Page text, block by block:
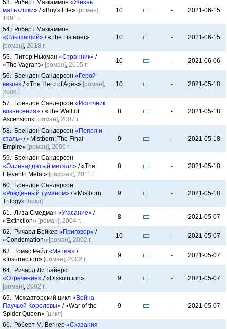
53. Роберт Маккаммон «Жизнь
мальчишки» / «Boy's Life» [роман],
1991 г.
10 - 2021-06-15
54. Роберт Маккаммон
«Слышащий» / «The Listener»
[роман], 2018 г.
10 - 2021-06-15
55. Питер Ньюман «Странник» /
«The Vagrant» [роман], 2015 г.
10 - 2021-06-06
56. Брендон Сандерсон «Герой
веков» / «The Hero of Ages» [роман],
2008 г.
10 - 2021-05-18
57. Брендон Сандерсон «Источник
вознесения» / «The Well of
Ascension» [роман], 2007 г.
8 - 2021-05-18
58. Брендон Сандерсон «Пепел и
сталь» / «Mistborn: The Final
Empire» [роман], 2006 г.
9 - 2021-05-18
59. Брендон Сандерсон
«Одиннадцатый металл» / «The
Eleventh Metal» [рассказ], 2011 г.
8 - 2021-05-18
60. Брендон Сандерсон
«Рождённый туманом» / «Mistborn
Trilogy» [цикл]
9 - 2021-05-18
61. Лиза Смедман «Угасание» /
«Extinction» [роман], 2004 г.
8 - 2021-05-07
62. Ричард Бейкер «Приговор» /
«Condemation» [роман], 2002 г.
10 - 2021-05-07
63. Томас Рейд «Мятеж» /
«Insurrection» [роман], 2002 г.
9 - 2021-05-07
64. Ричард Ли Байерс
«Отречение» / «Dissolution»
[роман], 2002 г.
9 - 2021-05-07
65. Межавторский цикл «Война
Паучьей Королевы» / «War of the
Spider Queen» [цикл]
9 - 2021-05-07
66. Роберт М. Вегнер «Сказания